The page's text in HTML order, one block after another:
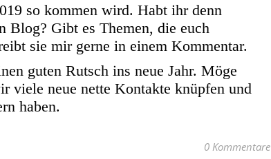
so kommen wird. Habt ihr denn
Blog? Gibt es Themen, die euch
sie mir gerne in einem Kommentar.
guten Rutsch ins neue Jahr. Möge
viele neue nette Kontakte knüpfen und
haben.
0 Kommentare